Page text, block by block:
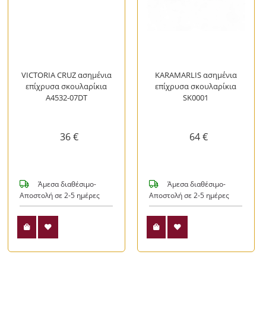
VICTORIA CRUZ ασημένια
επίχρυσα σκουλαρίκια
A4532-07DT
36 €
Άμεσα διαθέσιμο-
Αποστολή σε 2-5 ημέρες
KARAMARLIS ασημένια
επίχρυσα σκουλαρίκια
SK0001
64 €
Άμεσα διαθέσιμο-
Αποστολή σε 2-5 ημέρες